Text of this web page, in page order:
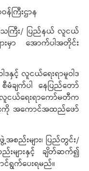
ြီးဌာန
ကြီး/ ပြည်နယ် လူငယ်
းမှာ အောက်ပါအတိုင်း
င့် လူငယ်ရေးရာမူဝါဒ
ချက်ပါ နေပြည်တော်
ငယ်ရေးရာကော်မတီက
းကို အကောင်အထည်ဖော်
းများ၊ ပြည်တွင်း/
များနှင့် ချိတ်ဆက်၍
င်ရွက်ပေးရမည်။